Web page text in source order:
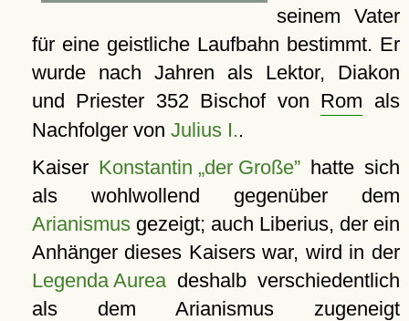
seinem Vater
für eine geistliche Laufbahn bestimmt. Er
wurde nach Jahren als Lektor, Diakon
und Priester 352 Bischof von Rom als
Nachfolger von Julius I..
Kaiser Konstantin „der Große”hatte sich
als wohlwollend gegenüber dem
Arianismusgezeigt; auch Liberius, der ein
Anhänger dieses Kaisers war, wird in der
Legenda Aureadeshalb verschiedentlich
als dem Arianismus zugeneigt